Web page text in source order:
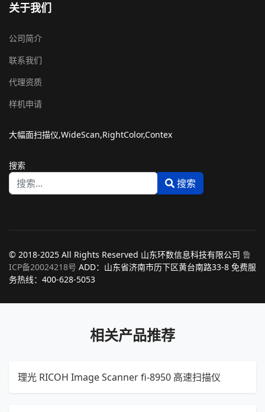
关于我们
公司简介
联系我们
代理资质
样机申请
大幅面扫描仪,WideScan,RightColor,Contex
搜索
搜索
© 2018-2025 All Rights Reserved 山东环数信息科技有限公司 鲁
ICP备20024218号 ADD：山东省济南市历下区黄台南路33-8 免费服
务热线：400-628-5053
相关产品推荐
理光 RICOH Image Scanner fi-8950 高速扫描仪